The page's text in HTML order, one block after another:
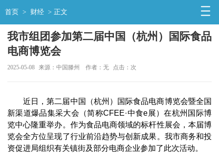
首页 > 财经 > 正文
我市组团参加第二届中国（杭州）国际食品
电商博览会
2025-05-08 来源：中国滕州 作者：无 点击： 次
近日，第二届中国（杭州）国际食品电商博览会暨全国
新渠道爆品集采大会（简称CFEE·中食e展）在杭州国际博
览中心隆重举办。作为食品电商领域的标杆性展会，本届博
览会全方位呈现了行业前沿趋势与创新成果。我市商务和投
资促进局组织有关镇街及部分电商企业参加了此次活动。